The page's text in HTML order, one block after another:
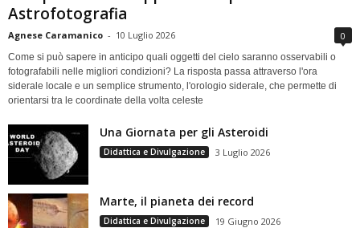
Astrofotografia
Agnese Caramanico - 10 Luglio 2026 0
Come si può sapere in anticipo quali oggetti del cielo saranno osservabili o
fotografabili nelle migliori condizioni? La risposta passa attraverso l'ora
siderale locale e un semplice strumento, l'orologio siderale, che permette di
orientarsi tra le coordinate della volta celeste
Una Giornata per gli Asteroidi
Didattica e Divulgazione 3 Luglio 2026
Marte, il pianeta dei record
Didattica e Divulgazione 19 Giugno 2026